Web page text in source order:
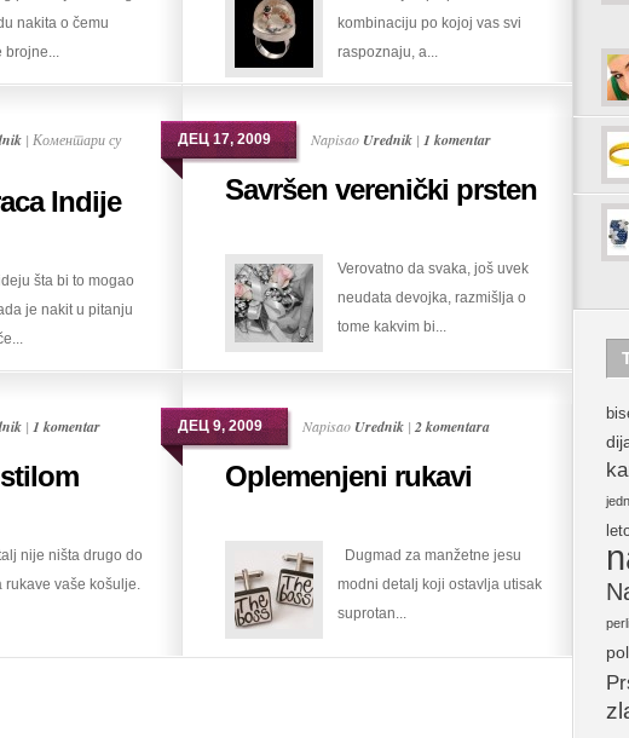
nakita o čemu
brojne...
77
(II)
kombinaciju po kojoj vas svi
raspoznaju, a...
| Коментари су
Indije
šta bi to mogao
je nakit u pitanju
ДЕЦ 17, 2009 Napisao Urednik | 1 komentar
Savršen verenički prsten
Verovatno da svaka, još uvek
neudata devojka, razmišlja o
tome kakvim bi...
| 1 komentar
nije ništa drugo do
rukave vaše košulje.
ДЕЦ 9, 2009 Napisao Urednik | 2 komentara
Oplemenjeni rukavi
Dugmad za manžetne jesu
modni detalj koji ostavlja utisak
suprotan...